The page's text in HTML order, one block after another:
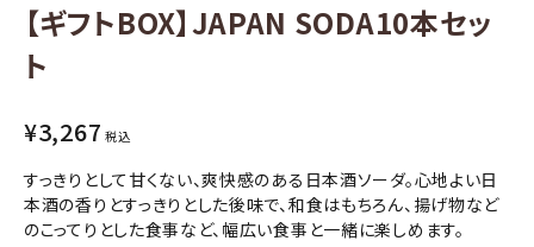
化粧品
コンテンツ
INFORMATION
ACCOUNT MENU
ようこそ ゲスト 様
【ギフトBOX】JAPAN SODA10本セッ
ト
¥3,267 税込
すっきりとして甘くない、爽快感のある日本酒ソーダ。心地よい日
本酒の香りとすっきりとした後味で、和食はもちろん、揚げ物など
のこってりとした食事など、幅広い食事と一緒に楽しめます。